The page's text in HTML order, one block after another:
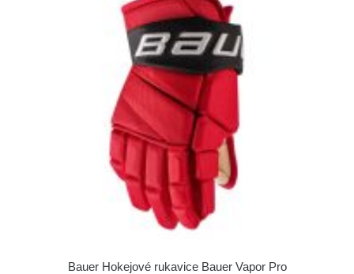
Bauer Hokejové rukavice Bauer Vapor Pro